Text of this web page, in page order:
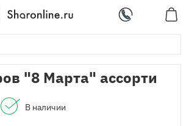
"8 Марта" ассорти
В наличии